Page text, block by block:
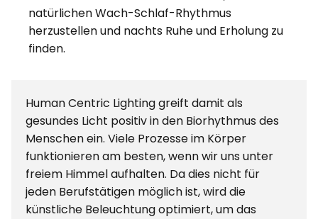
natürlichen Wach-Schlaf-Rhythmus
herzustellen und nachts Ruhe und Erholung zu
finden.
Human Centric Lighting greift damit als
gesundes Licht positiv in den Biorhythmus des
Menschen ein. Viele Prozesse im Körper
funktionieren am besten, wenn wir uns unter
freiem Himmel aufhalten. Da dies nicht für
jeden Berufstätigen möglich ist, wird die
künstliche Beleuchtung optimiert, um das